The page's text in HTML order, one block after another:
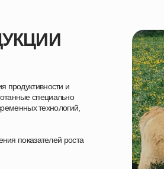
продуктивности и
специально
технологий,
показателей роста